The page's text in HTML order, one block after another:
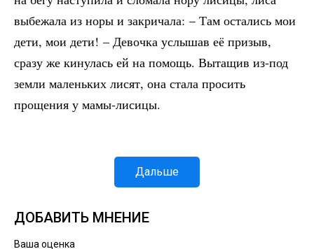
выбежала из норы и закричала: – Там остались мои
дети, мои дети! – Девочка услышав её призыв,
сразу же кинулась ей на помощь. Вытащив из-под
земли маленьких лисят, она стала просить
прощения у мамы-лисицы.
Дальше
ДОБАВИТЬ МНЕНИЕ
Ваша оценка